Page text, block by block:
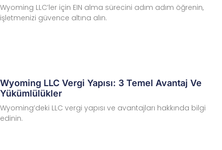
Wyoming LLC’ler için EIN alma sürecini adım adım öğrenin,
işletmenizi güvence altına alın.
Wyoming LLC Vergi Yapısı: 3 Temel Avantaj Ve
Yükümlülükler
Wyoming’deki LLC vergi yapısı ve avantajları hakkında bilgi
edinin.